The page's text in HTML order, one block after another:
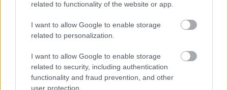
related to functionality of the website or app.
I want to allow Google to enable storage
related to personalization.
I want to allow Google to enable storage
related to security, including authentication
functionality and fraud prevention, and other
user protection.
következett be, amelyhez a fővárosi nyelv is tartozik,
ennek pedig döntő befolyása van a mértékadó
magyar köznyelvre, tehát a
megmaradt helyesírási
helyzet megváltozzék.